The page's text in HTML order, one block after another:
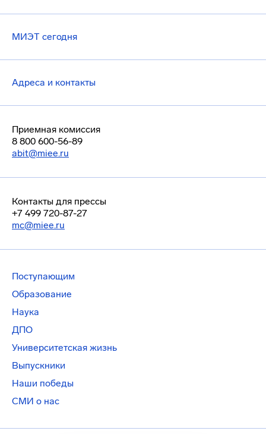
МИЭТ сегодня
Адреса и контакты
Приемная комиссия
8 800 600-56-89
abit@miee.ru
Контакты для прессы
+7 499 720-87-27
mc@miee.ru
Поступающим
Образование
Наука
ДПО
Университетская жизнь
Выпускники
Наши победы
СМИ о нас